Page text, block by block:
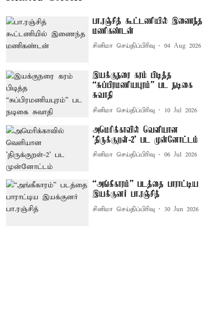
பா.ரஞ்சித் கூட்டணியில் இணைந்த
மணிகண்டன்
சினிமா செய்திப்பிரிவு 04 Aug 2026
இயக்குநரை கரம் பிடித்த
“சுப்பிரமணியபுரம்” பட நடிகை
சுவாதி
சினிமா செய்திப்பிரிவு 10 Jul 2026
அமெரிக்காவில் வெளியான
'திருக்குறள்-2' பட முன்னோட்டம்
சினிமா செய்திப்பிரிவு 06 Jul 2026
“அங்கீகாரம்” படத்தை பாராட்டிய
இயக்குனர் பா.ரஞ்சித்
சினிமா செய்திப்பிரிவு 30 Jun 2026